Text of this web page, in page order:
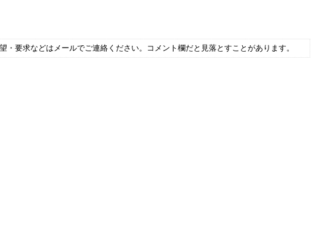
要求などはメールでご連絡ください。コメント欄だと見落とすことがあります。